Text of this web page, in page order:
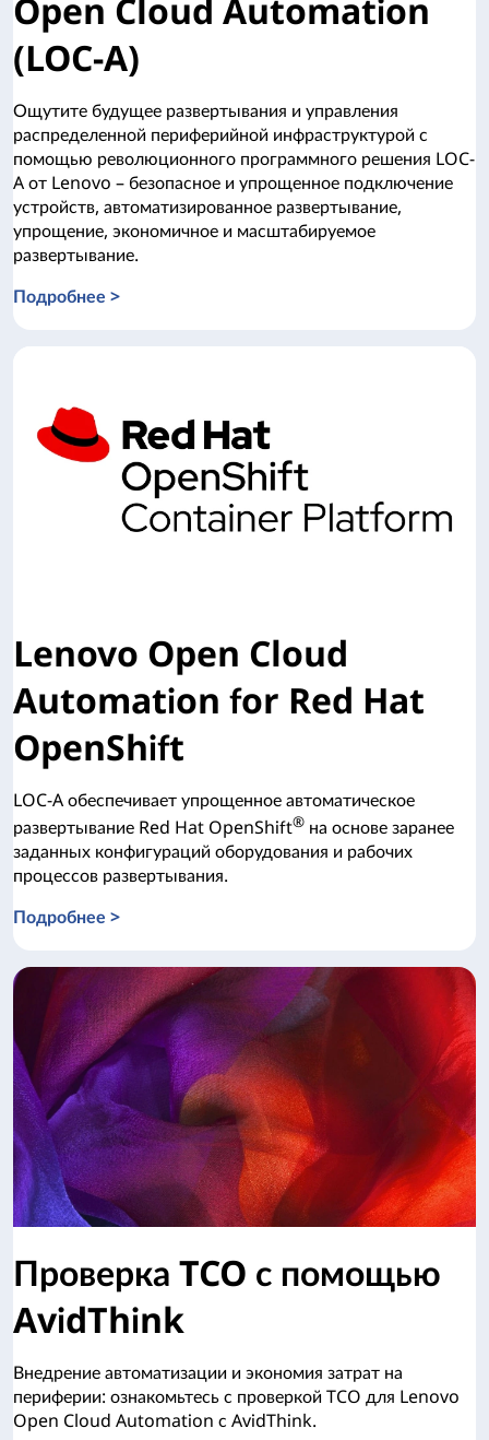
Open Cloud Automation
(LOC-A)
Ощутите будущее развертывания и управления
распределенной периферийной инфраструктурой с
помощью революционного программного решения LOC-
A от Lenovo – безопасное и упрощенное подключение
устройств, автоматизированное развертывание,
упрощение, экономичное и масштабируемое
развертывание.
Подробнее >
Lenovo Open Cloud
Automation for Red Hat
OpenShift
LOC-A обеспечивает упрощенное автоматическое
развертывание Red Hat OpenShift® на основе заранее
заданных конфигураций оборудования и рабочих
процессов развертывания.
Подробнее >
Проверка TCO с помощью
AvidThink
Внедрение автоматизации и экономия затрат на
периферии: ознакомьтесь с проверкой TCO для Lenovo
Open Cloud Automation с AvidThink.